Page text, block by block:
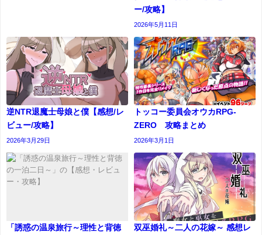
ー/攻略】
2026年5月11日
逆NTR退魔士母娘と僕【感想/レ
ビュー/攻略】
2026年3月29日
トッコー委員会オウカRPG-
ZERO 攻略まとめ
2026年3月1日
「誘惑の温泉旅行～理性と背徳
双巫婚礼～二人の花嫁～ 感想レ